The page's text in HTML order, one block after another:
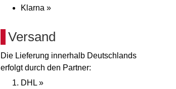
Klarna »
Versand
Die Lieferung innerhalb Deutschlands
erfolgt durch den Partner:
DHL »